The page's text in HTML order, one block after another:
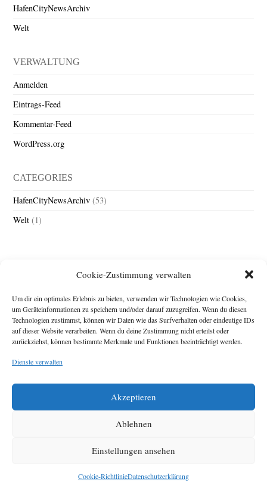
Cookie-Zustimmung verwalten
Um dir ein optimales Erlebnis zu bieten, verwenden wir Technologien wie Cookies,
um Geräteinformationen zu speichern und/oder darauf zuzugreifen. Wenn du diesen
Technologien zustimmst, können wir Daten wie das Surfverhalten oder eindeutige IDs
auf dieser Website verarbeiten. Wenn du deine Zustimmung nicht erteilst oder
zurückziehst, können bestimmte Merkmale und Funktionen beeinträchtigt werden.
Dienste verwalten
Akzeptieren
Ablehnen
Einstellungen ansehen
Cookie-RichtlinieDatenschutzerklärung
HafenCityNewsArchiv
Welt
VERWALTUNG
Anmelden
Eintrags-Feed
Kommentar-Feed
WordPress.org
CATEGORIES
HafenCityNewsArchiv (53)
Welt (1)
Impressum
Michael Baden,
Diese Webseite stellt
zehn Jahre der